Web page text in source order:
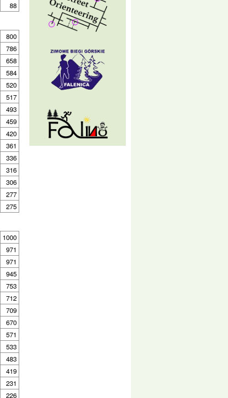
88
800
786
658
584
520
517
493
459
420
361
336
316
306
277
275
1000
971
971
945
753
712
709
670
571
533
483
419
231
226